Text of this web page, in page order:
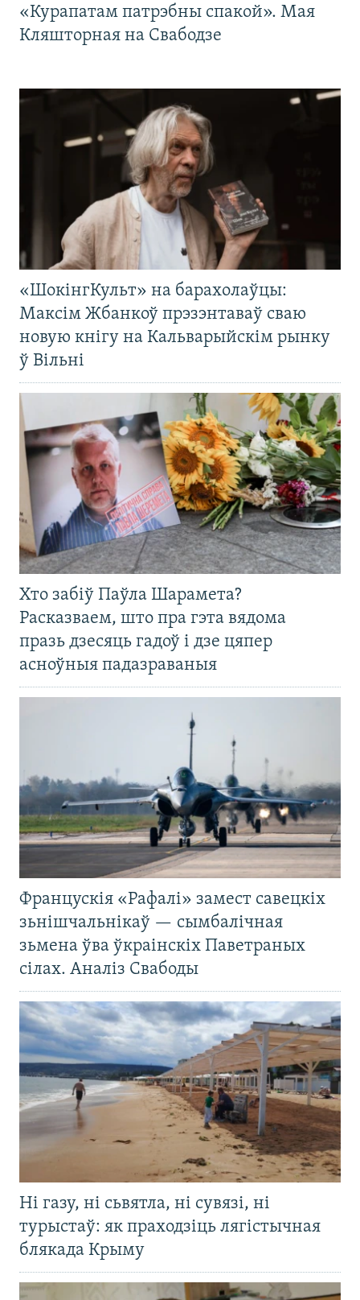
«Курапатам патрэбны спакой». Мая
Кляшторная на Свабодзе
«ШокінгКульт» на барахолаўцы:
Максім Жбанкоў прэзэнтаваў сваю
новую кнігу на Кальварыйскім рынку
ў Вільні
Хто забіў Паўла Шарамета?
Расказваем, што пра гэта вядома
празь дзесяць гадоў і дзе цяпер
асноўныя падазраваныя
Францускія «Рафалі» замест савецкіх
зьнішчальнікаў — сымбалічная
зьмена ўва ўкраінскіх Паветраных
сілах. Аналіз Свабоды
Ні газу, ні сьвятла, ні сувязі, ні
турыстаў: як праходзіць лягістычная
блякада Крыму